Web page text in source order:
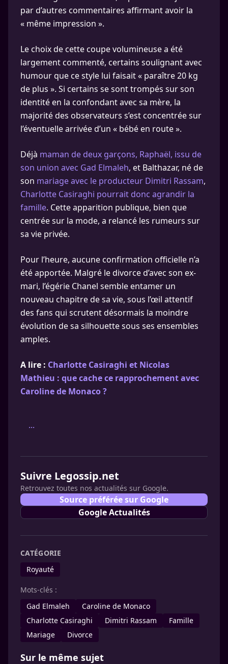
par d’autres commentaires affirmant avoir la
« même impression ».
Le choix de cette coupe volumineuse a été
largement commenté, certains soulignant avec
humour que ce style lui faisait « paraître 20 kg
de plus ». Si certains se sont trompés sur son
identité en la confondant avec sa mère, la
majorité des observateurs s’est concentrée sur
l’éventuelle arrivée d’un « bébé en route ».
Déjà maman de deux garçons, Raphaël, issu de
son union avec Gad Elmaleh, et Balthazar, né de
son mariage avec le producteur Dimitri Rassam,
Charlotte Casiraghi pourrait donc agrandir la
famille. Cette apparition publique, bien que
centrée sur la mode, a relancé les rumeurs sur
sa vie privée.
Pour l’heure, aucune confirmation officielle n’a
été apportée. Malgré le divorce d’avec son ex-
mari, l’égérie Chanel semble entamer un
nouveau chapitre de sa vie, sous l’œil attentif
des fans qui scrutent désormais la moindre
évolution de sa silhouette sous ses ensembles
amples.
A lire : Charlotte Casiraghi et Nicolas
Mathieu : que cache ce rapprochement avec
Caroline de Monaco ?
...
Suivre Legossip.net
Retrouvez toutes nos actualités sur Google.
Source préférée sur Google
Google Actualités
CATÉGORIE
Royauté
Mots-clés :
Gad Elmaleh
Caroline de Monaco
Charlotte Casiraghi
Dimitri Rassam
Famille
Mariage
Divorce
Sur le même sujet